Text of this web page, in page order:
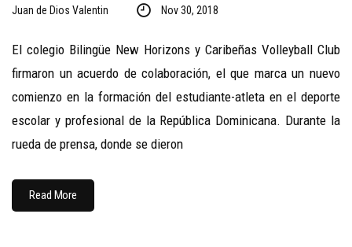
Juan de Dios Valentin Nov 30, 2018
El colegio Bilingüe New Horizons y Caribeñas Volleyball Club
firmaron un acuerdo de colaboración, el que marca un nuevo
comienzo en la formación del estudiante-atleta en el deporte
escolar y profesional de la República Dominicana. Durante la
rueda de prensa, donde se dieron
Read More